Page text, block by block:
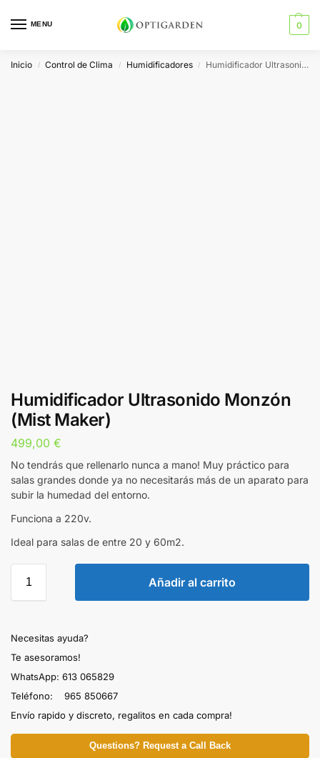
MENU 0
Inicio / Control de Clima / Humidificadores / Humidificador Ultrasonido Monzón (Mist Maker)
Humidificador Ultrasonido Monzón
(Mist Maker)
499,00 €
No tendrás que rellenarlo nunca a mano! Muy práctico para
salas grandes donde ya no necesitarás más de un aparato para
subir la humedad del entorno.
Funciona a 220v.
Ideal para salas de entre 20 y 60m2.
Añadir al carrito
Necesitas ayuda?
Te asesoramos!
WhatsApp: 613 065829
Teléfono: 965 850667
Envío rapido y discreto, regalitos en cada compra!
Questions? Request a Call Back